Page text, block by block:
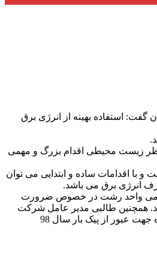
استفاده بهینه از انرژی برق
زیست محیطی اقدام بزرگ و مهمی
اقدامات ساده و ابتدایی می توان
واحد رشت در خصوص ضرورت
همچنین طالبی مدیر عامل شرکت
توزیع نیروی برق استان گیلان در خصوص تاثیر تجهیزات سرمایشی در میزان مصرف انرژی برق، اطلاعات پیک، اقدامات مدیریت مصرف انرژی برق و اقدامات انجام شده جهت عبور از پیک بار سال 98